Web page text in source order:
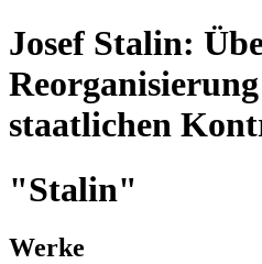
Josef Stalin:
staatlichen
"Stalin"
Werke